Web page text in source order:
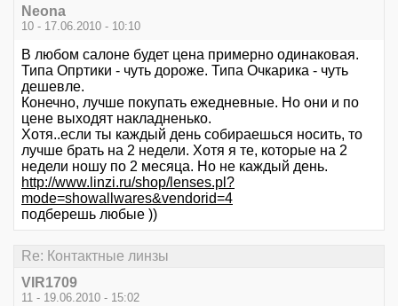
Neona
10 - 17.06.2010 - 10:10
В любом салоне будет цена примерно одинаковая.
Типа Опртики - чуть дороже. Типа Очкарика - чуть
дешевле.
Конечно, лучше покупать ежедневные. Но они и по
цене выходят накладненько.
Хотя..если ты каждый день собираешься носить, то
лучше брать на 2 недели. Хотя я те, которые на 2
недели ношу по 2 месяца. Но не каждый день.
http://www.linzi.ru/shop/lenses.pl?
mode=showallwares&vendorid=4
подберешь любые ))
Re: Контактные линзы
VIR1709
11 - 19.06.2010 - 15:02